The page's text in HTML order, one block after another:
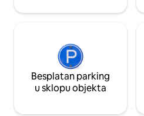
Besplatan parking
u sklopu objekta